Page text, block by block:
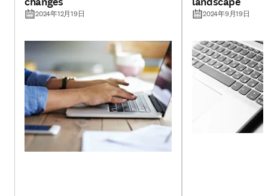
2024年12月19日 2024年9月19日